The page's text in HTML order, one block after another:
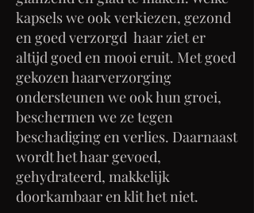
kapsels we ook verkiezen, gezond
en goed verzorgd haar ziet er
altijd goed en mooi eruit. Met goed
gekozen haarverzorging
ondersteunen we ook hun groei,
beschermen we ze tegen
beschadiging en verlies. Daarnaast
wordt het haar gevoed,
gehydrateerd, makkelijk
doorkambaar en klit het niet.